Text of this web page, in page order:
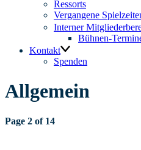
Ressorts
Vergangene
Interner
Bühnen-
Kontakt
Spenden
Allgemein
Page 2 of 14